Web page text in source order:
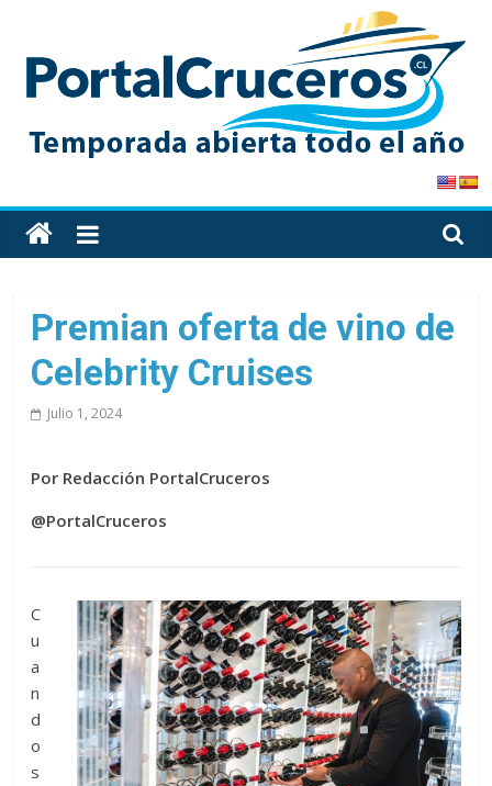
content
PortalCruceros
Toda
la
de
cruceros
en
solo
Premian oferta de vino de
Celebrity Cruises
Julio 1, 2024
Por Redacción PortalCruceros
@PortalCruceros
C
u
a
n
d
o
s